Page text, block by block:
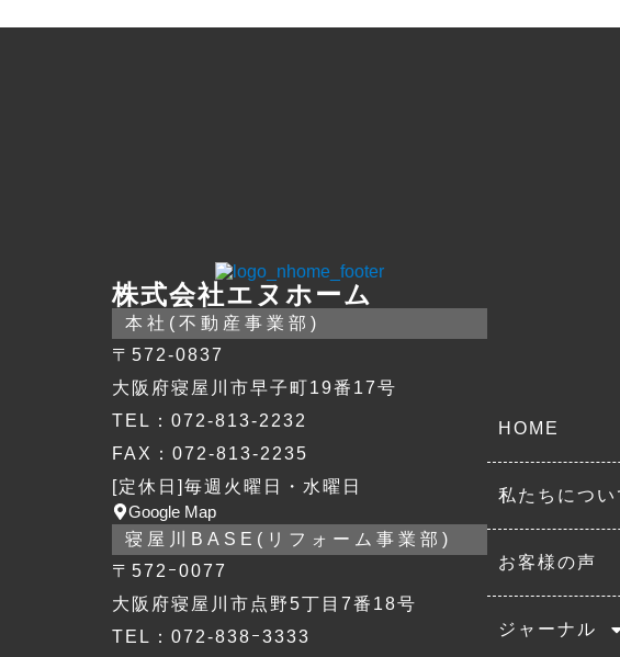
株式会社エヌホーム
本社(不動産事業部)
〒572-0837
大阪府寝屋川市早子町19番17号
TEL：072-813-2232
FAX：072-813-2235
[定休日]毎週火曜日・水曜日
Google Map
寝屋川BASE(リフォーム事業部)
〒572ｰ0077
大阪府寝屋川市点野5丁目7番18号
TEL：072-838ｰ3333
HOME
私たちについ
お客様の声
ジャーナル